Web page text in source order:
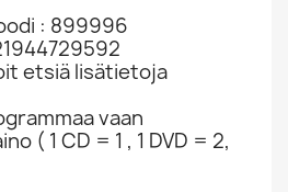
: 899996
etsiä lisätietoja
vaan
( 1 CD = 1 , 1 DVD = 2,